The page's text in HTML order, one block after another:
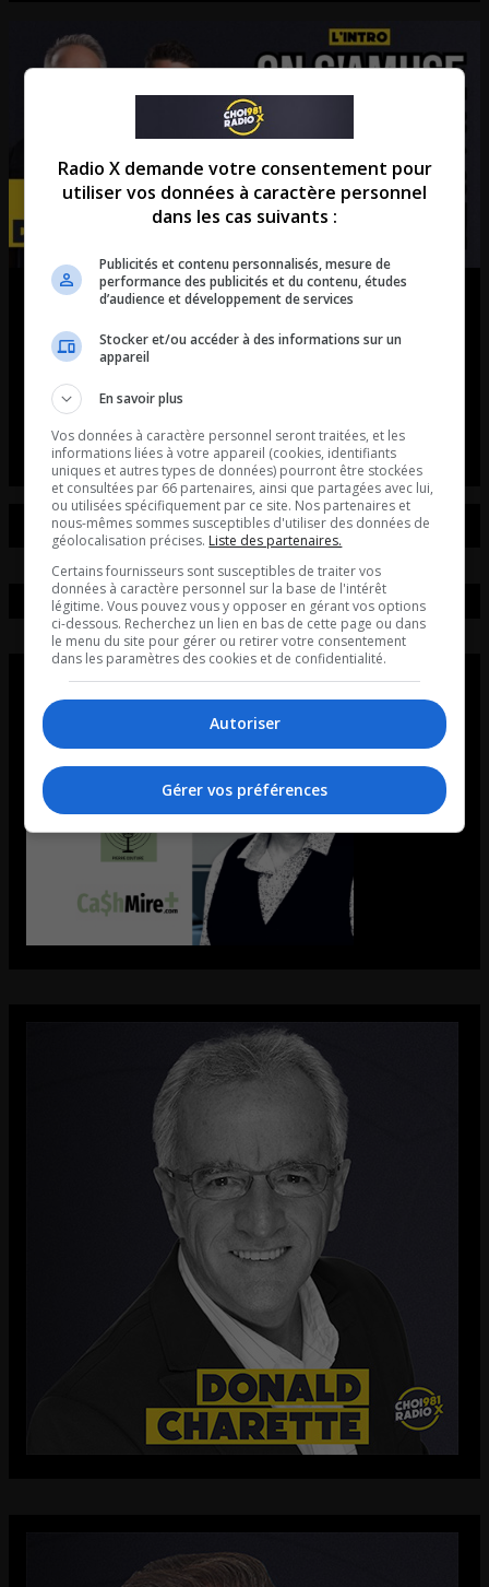
On s’amuse avec les auditeurs : les
meilleurs « riffs » de guitare de
tous les temps !
L’intro de Couture dans le mid
Radio X demande votre consentement pour
utiliser vos données à caractère personnel
dans les cas suivants :
Publicités et contenu personnalisés, mesure de
performance des publicités et du contenu, études
d’audience et développement de services
Stocker et/ou accéder à des informations sur un
appareil
En savoir plus
Vos données à caractère personnel seront traitées, et les
informations liées à votre appareil (cookies, identifiants
uniques et autres types de données) pourront être stockées
et consultées par 66 partenaires, ainsi que partagées avec lui,
ou utilisées spécifiquement par ce site. Nos partenaires et
nous-mêmes sommes susceptibles d'utiliser des données de
géolocalisation précises. Liste des partenaires.
Certains fournisseurs sont susceptibles de traiter vos
données à caractère personnel sur la base de l'intérêt
légitime. Vous pouvez vous y opposer en gérant vos options
ci-dessous. Recherchez un lien en bas de cette page ou dans
le menu du site pour gérer ou retirer votre consentement
dans les paramètres des cookies et de confidentialité.
Autoriser
Gérer vos préférences